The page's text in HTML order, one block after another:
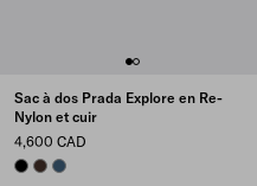
Sac à dos Prada Explore en Re-
Nylon et cuir
4,600 CAD
BLACKSIENNAAVIATION BLUE